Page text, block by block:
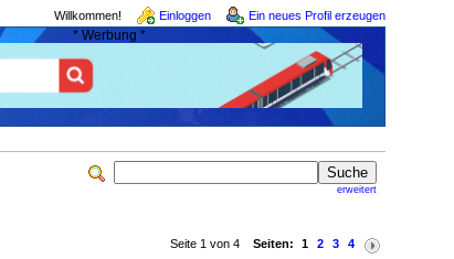
Willkommen! Einloggen Ein neues Profil erzeugen
* Werbung *
erweitert
Seite 1 von 4 Seiten: 1 2 3 4